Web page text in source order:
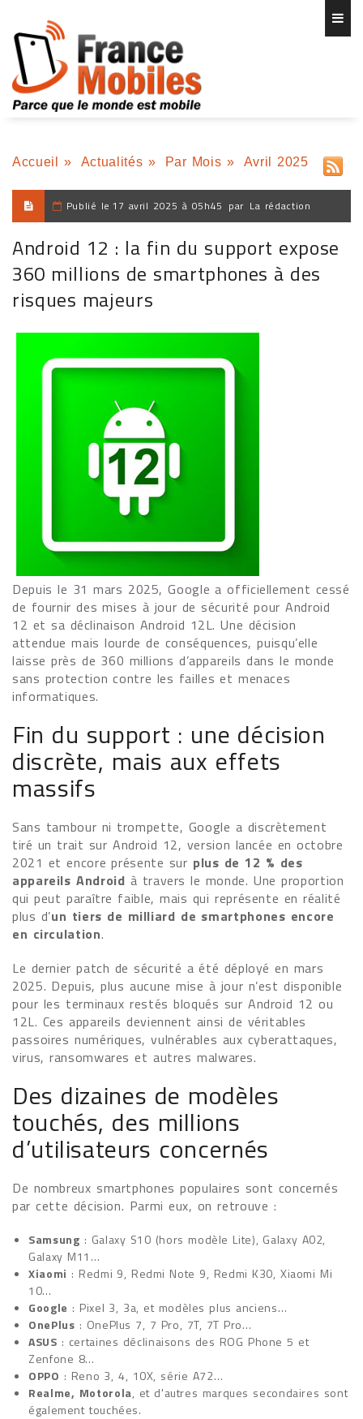
Accueil » Actualités » Par Mois » Avril 2025
Publié le 17 avril 2025 à 05h45 par La rédaction
Android 12 : la fin du support expose
360 millions de smartphones à des
risques majeurs
Depuis le 31 mars 2025, Google a officiellement cessé
de fournir des mises à jour de sécurité pour Android
12 et sa déclinaison Android 12L. Une décision
attendue mais lourde de conséquences, puisqu’elle
laisse près de 360 millions d’appareils dans le monde
sans protection contre les failles et menaces
informatiques.
Fin du support : une décision
discrète, mais aux effets
massifs
Sans tambour ni trompette, Google a discrètement
tiré un trait sur Android 12, version lancée en octobre
2021 et encore présente sur plus de 12 % des
appareils Android à travers le monde. Une proportion
qui peut paraître faible, mais qui représente en réalité
plus d’un tiers de milliard de smartphones encore
en circulation.
Le dernier patch de sécurité a été déployé en mars
2025. Depuis, plus aucune mise à jour n’est disponible
pour les terminaux restés bloqués sur Android 12 ou
12L. Ces appareils deviennent ainsi de véritables
passoires numériques, vulnérables aux cyberattaques,
virus, ransomwares et autres malwares.
Des dizaines de modèles
touchés, des millions
d’utilisateurs concernés
De nombreux smartphones populaires sont concernés
par cette décision. Parmi eux, on retrouve :
Samsung : Galaxy S10 (hors modèle Lite), Galaxy A02,
Galaxy M11…
Xiaomi : Redmi 9, Redmi Note 9, Redmi K30, Xiaomi Mi
10…
Google : Pixel 3, 3a, et modèles plus anciens…
OnePlus : OnePlus 7, 7 Pro, 7T, 7T Pro…
ASUS : certaines déclinaisons des ROG Phone 5 et
Zenfone 8…
OPPO : Reno 3, 4, 10X, série A72…
Realme, Motorola, et d'autres marques secondaires sont
également touchées.